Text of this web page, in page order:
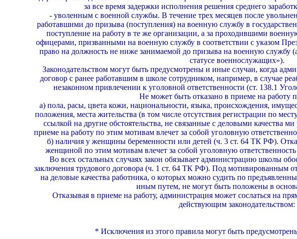
за все время задержки исполнения решения среднего
- уволенным с военной службы. В течение трех месяцев после
работавшими до при­зыва (поступления) на военную службу в
поступление на работу в те же организации, а за про­ходившими
офицерами, призванными на военную службу в соответствии с указом
право на должность не ниже занимаемой до призыва на военную службу
статусе воен­нослужащих»).
Законодательством могут быть предусмотрены и иные случаи, когда
договор с ранее работавшим в школе сотрудником, например, в случае
незаконном привлечении к уголовной ответственности (ст. 138.1
Не может быть отказано в приеме на работу
а) пола, расы, цвета кожи, национальности, языка, происхождения,
положения, места жительства (в том числе отсутствия регистрации по
ссылкой на другие об­стоятельства, не связанные с деловыми качества­
приеме на работу по этим мотивам влечет за собой уголов­ную
б) наличия у женщины беременности или детей (ч. 3 ст. 64 ТК РФ).
женщиной по этим мотивам влечет за собой уго­ловную
Во всех остальных случаях закон обязывает адми­нистрацию школы
заключения трудового договора (ч. 1 ст. 64 ТК РФ). Под мотивированным
на деловые ка­чества работника, о которых можно судить по
иным путем, не могут быть положены в
Отказывая в приеме на работу, администрация мо­жет сослаться на
действующим законодательством:
* Исключения из этого правила могут быть